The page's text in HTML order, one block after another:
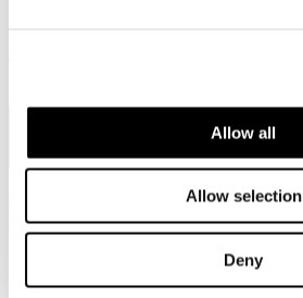
Allow all
Allow selection
Deny